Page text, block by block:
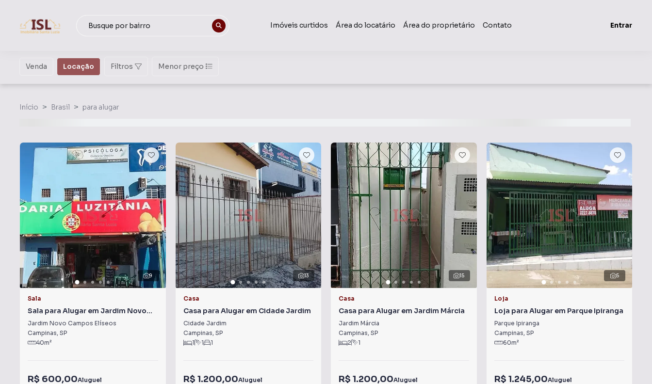
Imóveis curtidos Área do locatário Área do proprietário Contato Entrar
Venda Locação Filtros Menor preço
Início Brasil para alugar
9
Sala
Sala para Alugar em Jardim Novo
Campos Elíseos
Jardim Novo Campos Elíseos
Campinas, SP
40m²
R$ 600,00Aluguel
13
Casa
Casa para Alugar em Cidade Jardim
Cidade Jardim
Campinas, SP
1
1 1
R$ 1.200,00Aluguel
15
Casa
Casa para Alugar em Jardim Márcia
Jardim Márcia
Campinas, SP
2
1
R$ 1.200,00Aluguel
5
Loja
Loja para Alugar em Parque Ipiranga
Parque Ipiranga
Campinas, SP
60m²
R$ 1.245,00Aluguel